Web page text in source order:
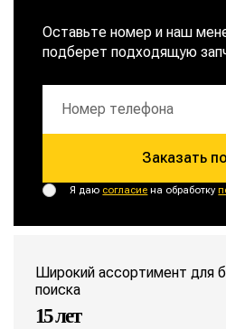
Оставьте номер и наш
подберет подходящую
Заказать
Я даю согласие на обработку
Широкий ассортимент для
поиска
15 лет